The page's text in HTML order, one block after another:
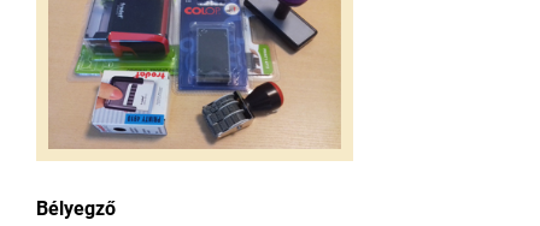
Bélyegző